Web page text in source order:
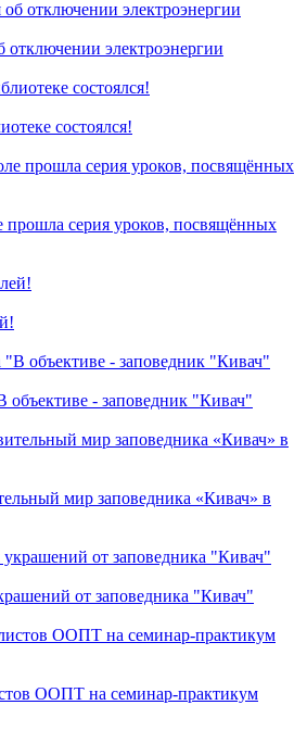
электроэнергии
состоялся!
серия уроков, посвящённых
объективе - заповедник "Кивач"
мир заповедника «Кивач» в
от заповедника "Кивач"
ООПТ на семинар-практикум